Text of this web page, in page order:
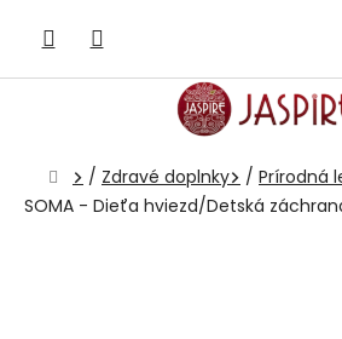
obsah
Domov
/ Zdravé doplnky / Prírodná
SOMA - Dieťa hviezd/Detská